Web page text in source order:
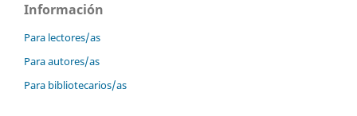
Información
Para lectores/as
Para autores/as
Para bibliotecarios/as